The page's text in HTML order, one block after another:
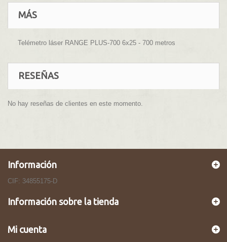
MÁS
Telémetro láser RANGE PLUS-700 6x25 - 700 metros
RESEÑAS
No hay reseñas de clientes en este momento.
Información
CIF: 34855175-D
Información sobre la tienda
Mi cuenta